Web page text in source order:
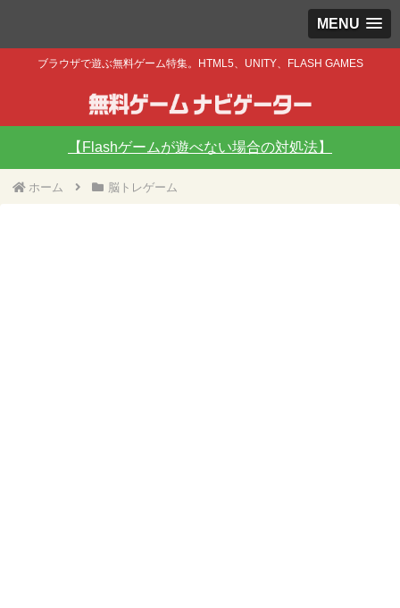
MENU
ブラウザで遊ぶ無料ゲーム特集。HTML5、UNITY、FLASH GAMES
【Flashゲームが遊べない場合の対処法】
ホーム 脳トレゲーム